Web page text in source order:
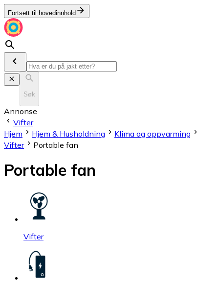
Fortsett til hovedinnhold
Søk
Annonse
Vifter
Hjem
Hjem & Husholdning
Klima og oppvarming
Vifter
Portable fan
Portable fan
Vifter